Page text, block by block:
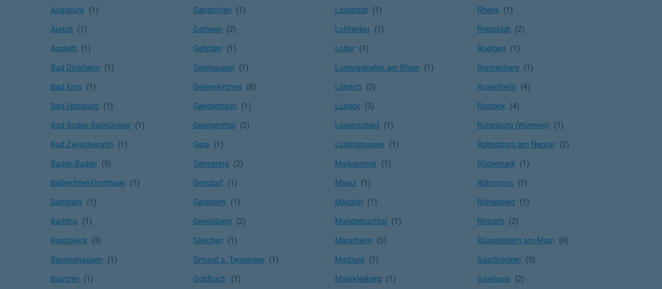
Augsburg
Aurich
Axstedt
Bad Dürkheim
Bad Ems
Bad Homburg
Bad Soden-Salmünster
Bad Zwischenahn
Baden-Baden
Ballrechten-Dottingen
Bamberg
Barbing
Bardowick
Barsinghausen
Bautzen
Gangkofen
Garbsen
Gehrden
Gelnhausen
Gelsenkirchen
Gengenbach
Georgenthal
Gera
Germering
Gersdorf
Gersheim
Gevelsberg
Gleichen
Gmund a. Tegernsee
Goldbach
Lippstadt
Lohfelden
Lollar
Ludwigshafen am Rhein
Lörrach
Lübeck
Lüdenscheid
Lüdinghausen
Maikammer
Mainz
Malchin
Mandelbachtal
Mannheim
Marburg
Markkleeberg
Rhens
Riedstadt
Roetgen
Ronnenberg
Rosenheim
Rostock
Rotenburg (Wümme)
Rottenburg am Neckar
Rödermark
Röhrmoos
Römerberg
Rösrath
Rüsselsheim am Main
Saarbrücken
Saarlouis